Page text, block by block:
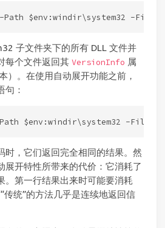
子文件夹下的所有 DLL 文件并
每个文件返回其 VersionInfo 属
）。在使用自动展开功能之前，
句：
时，它们返回完全相同的结果。然
展开特性所带来的代价：它消耗了
。第一行结果出来时可能要消耗
传统”的方法几乎是连续地返回信